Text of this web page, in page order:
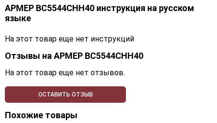
АРМЕР ВС5544СНН40 инструкция на русском
языке
На этот товар еще нет инструкций
Отзывы наАРМЕР ВС5544СНН40
На этот товар еще нет отзывов.
ОСТАВИТЬ ОТЗЫВ
Похожие товары